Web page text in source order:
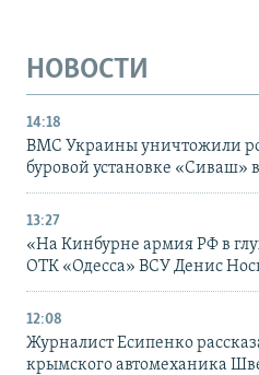
НОВОСТИ
14:18
ВМС Украины уничтожили
буровой установке «Сиваш»
13:27
«На Кинбурне армия РФ в
ОТК «Одесса» ВСУ Денис
12:08
Журналист Есипенко
крымского автомеханика